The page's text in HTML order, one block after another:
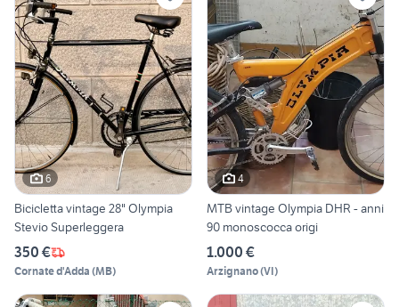
6
Bicicletta vintage 28" Olympia
Stevio Superleggera
350 €
Cornate d'Adda (MB)
4
MTB vintage Olympia DHR - anni
90 monoscocca origi
1.000 €
Arzignano(VI)